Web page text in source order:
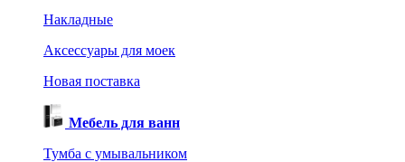
Накладные
Аксессуары для моек
Новая поставка
Мебель для ванн
Тумба с умывальником